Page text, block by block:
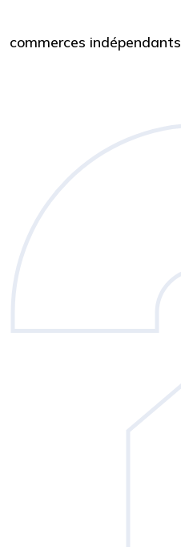
commerces indépendants